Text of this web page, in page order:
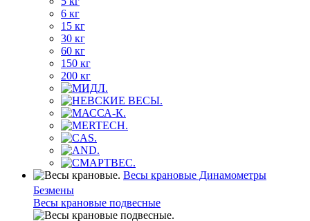
6 кг
15 кг
30 кг
60 кг
150 кг
200 кг
Весы крановые Динамометры
Безмены
Весы крановые подвесные